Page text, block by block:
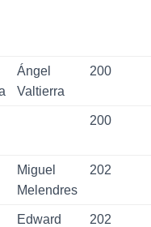
Ángel
Valtierra
200
200
Miguel
Melendres
202
Edward
202